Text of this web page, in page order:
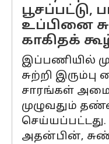
பூசப்பட்டு,
உப்பினை
காகிதக்
இப்பணியில்
சுற்றி
சாரங்கள்
முழுவதும்
செய்யப்பட்டது.
அதன்பின்,